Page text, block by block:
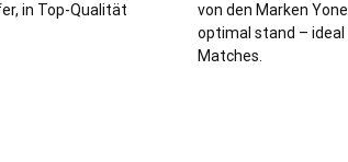
in Top-Qualität
von den Marken
optimal stand –
Matches.